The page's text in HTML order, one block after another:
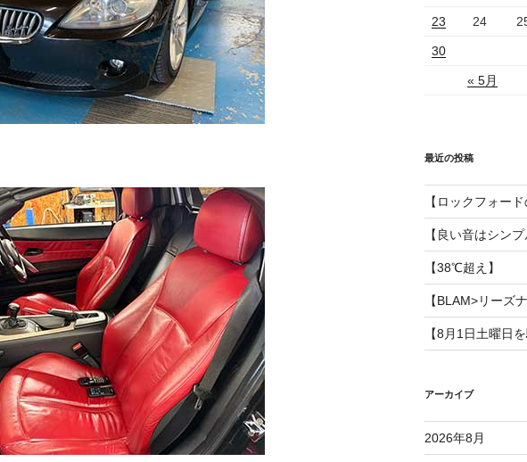
« 5月
23 24
30
最近の投稿
【ロックフォー
【良い音はシンプ
【38℃超え】
【BLAM>リーズ
【8月1日土曜日
アーカイブ
2026年8月